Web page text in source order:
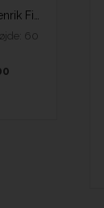
Sacrifice - Hans Henrik Fischer
60